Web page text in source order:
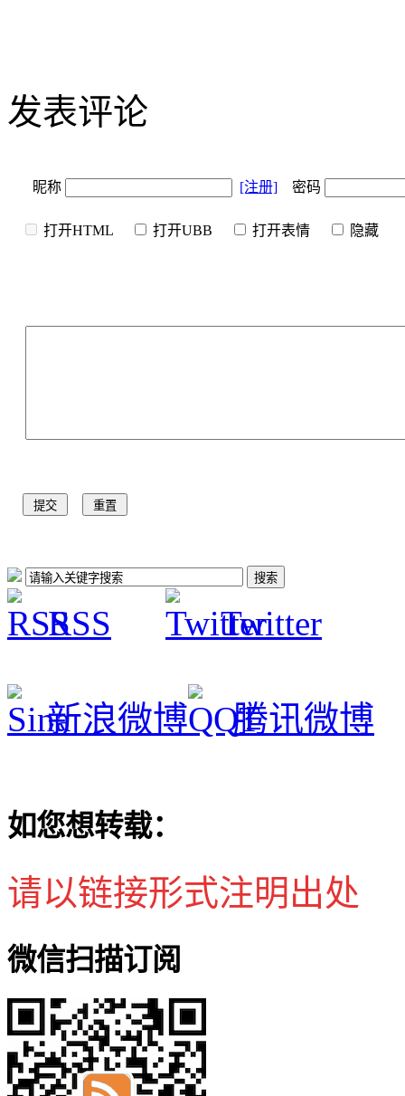
发表评论
昵称 [注册] 密码
打开HTML 打开UBB 打开表情 隐
RSS Twitter
新浪微博 腾讯微博
如您想转载：
请以链接形式注明出处
微信扫描订阅